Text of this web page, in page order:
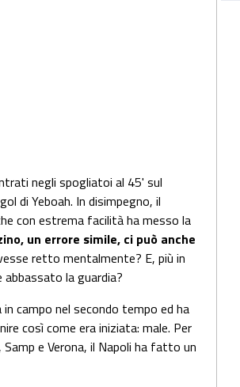
negli spogliatoi al 45' sul
di Yeboah. In disimpegno, il
con estrema facilità ha messo la
un errore simile, ci può anche
retto mentalmente? E, più in
la guardia?
campo nel secondo tempo ed ha
così come era iniziata: male. Per
e Verona, il Napoli ha fatto un